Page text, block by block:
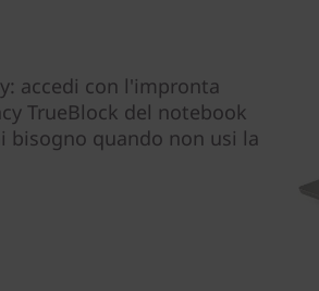
accedi con l'impronta
TrueBlock del notebook
bisogno quando non usi la